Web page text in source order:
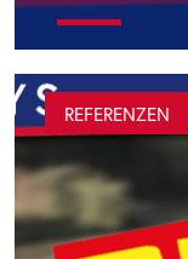
REFERENZEN